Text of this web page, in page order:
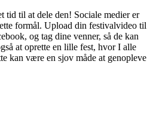
tid til at dele den! Sociale medier er
formål. Upload din festivalvideo til
og tag dine venner, så de kan
at oprette en lille fest, hvor I alle
kan være en sjov måde at genopleve